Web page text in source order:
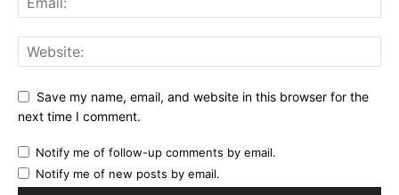
Save my name, email, and website in this browser for the
next time I comment.
Notify me of follow-up comments by email.
Notify me of new posts by email.